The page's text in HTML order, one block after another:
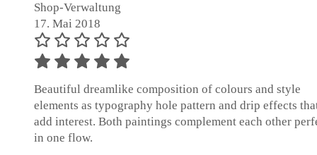
Shop-Verwaltung
17. Mai 2018
Beautiful dreamlike composition of colours and style
elements as typography hole pattern and drip effects
add interest. Both paintings complement each other
in one flow.